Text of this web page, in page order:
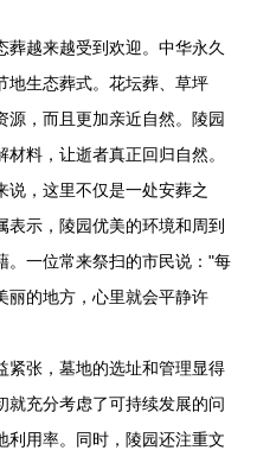
越来越受到欢迎。 中华永久
地生态葬式。花坛葬、草坪
源，而且更加亲近自然。陵园
料，让逝者真正回归自然。
说，这里不仅是一处安葬之
示，陵园优美的环境和周到
。一位常来祭扫的市民说："每
丽的地方，心里就会平静许
紧张，墓地的选址和管理显得
就充分考虑了可持续发展的问
利用率。同时，陵园还注重文